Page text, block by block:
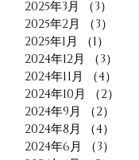
2025年3月
（3）
2025年2月
（3）
2025年1月
（1）
2024年12月
（3）
2024年11月
（4）
2024年10月
（2）
2024年9月
（2）
2024年8月
（4）
2024年6月
（3）